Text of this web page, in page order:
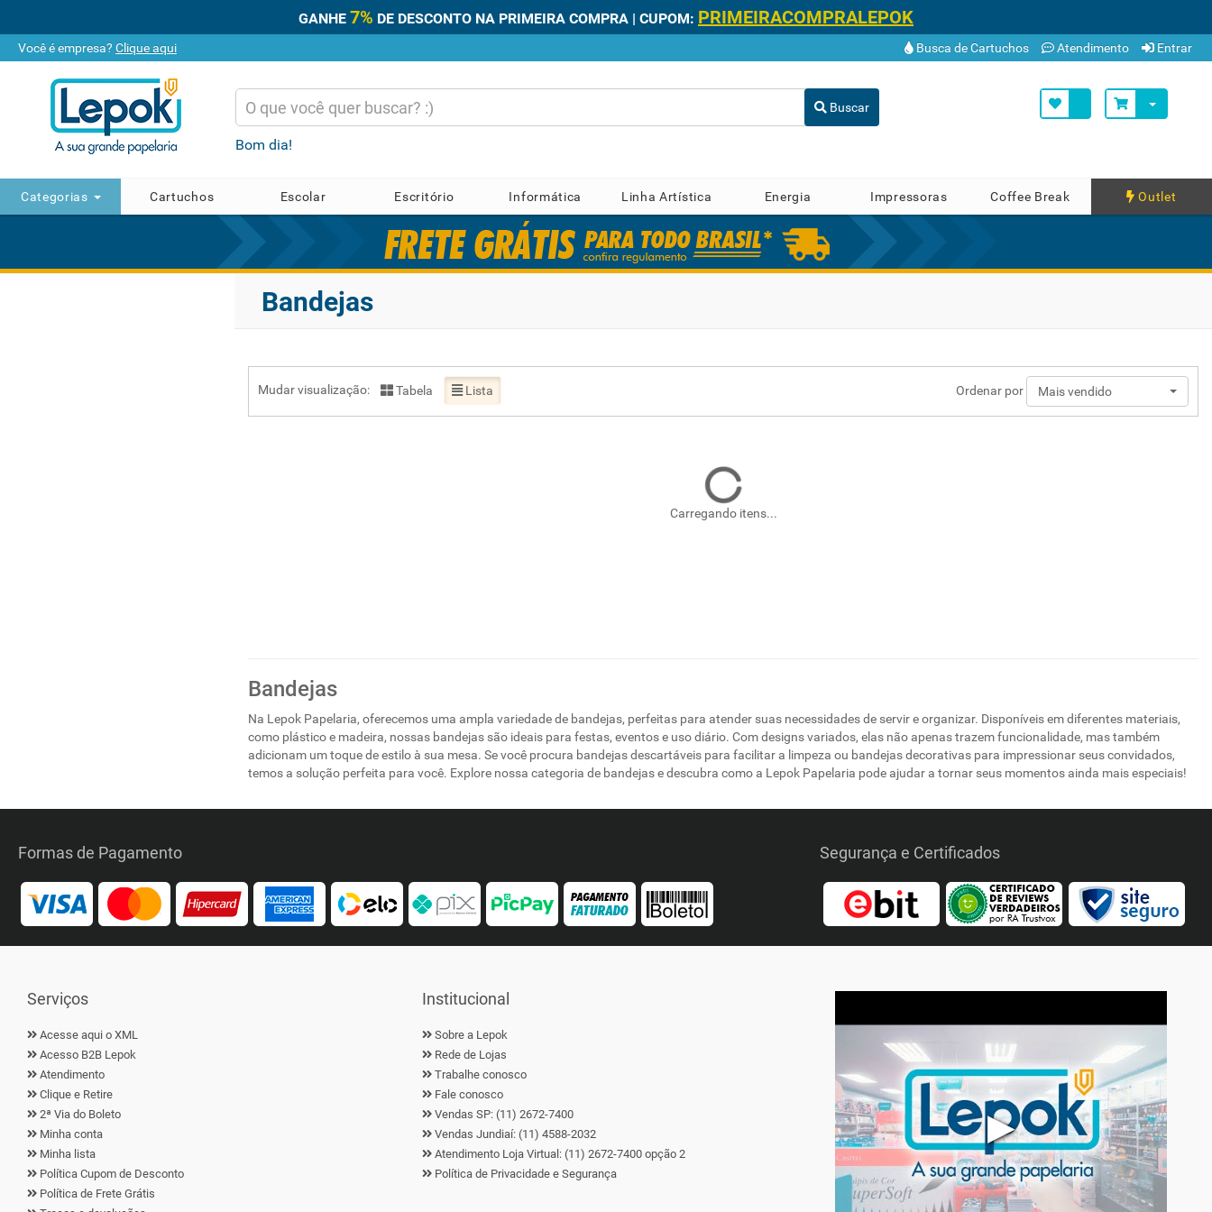
GANHE 7% DE DESCONTO NA PRIMEIRA COMPRA | CUPOM: PRIMEIRACOMPRALEPOK
Você é empresa? Clique aqui Busca de Cartuchos Atendimento Entrar
Buscar
Bom dia!
Categorias Cartuchos Escolar Escritório Informática Linha Artística Energia Impressoras Coffee Break Outlet
Bandejas
Mudar visualização: Tabela Lista Ordenar por Mais vendido
Carregando itens...
Bandejas
Na Lepok Papelaria, oferecemos uma ampla variedade de bandejas, perfeitas para atender suas necessidades de servir e organizar. Disponíveis em diferentes materiais,
como plástico e madeira, nossas bandejas são ideais para festas, eventos e uso diário. Com designs variados, elas não apenas trazem funcionalidade, mas também
adicionam um toque de estilo à sua mesa. Se você procura bandejas descartáveis para facilitar a limpeza ou bandejas decorativas para impressionar seus convidados,
temos a solução perfeita para você. Explore nossa categoria de bandejas e descubra como a Lepok Papelaria pode ajudar a tornar seus momentos ainda mais especiais!
Formas de Pagamento Segurança e Certificados
Serviços
Acesse aqui o XML
Acesso B2B Lepok
Atendimento
Clique e Retire
2ª Via do Boleto
Minha conta
Minha lista
Política Cupom de Desconto
Política de Frete Grátis
Institucional
Sobre a Lepok
Rede de Lojas
Trabalhe conosco
Fale conosco
Vendas SP: (11) 2672-7400
Vendas Jundiaí: (11) 4588-2032
Atendimento Loja Virtual: (11) 2672-7400 opção 2
Política de Privacidade e Segurança
▶